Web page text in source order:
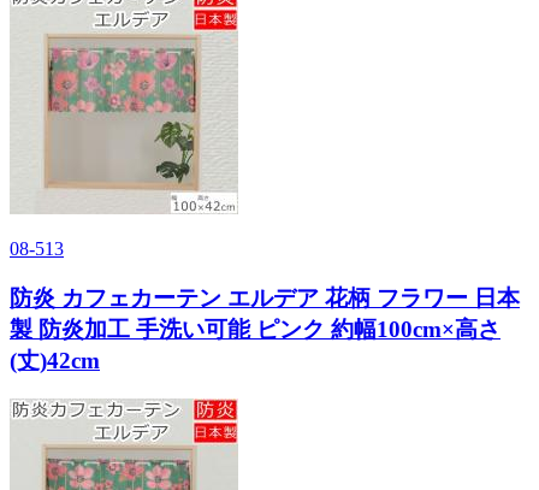
08-513
防炎 カフェカーテン エルデア 花柄 フラワー 日本
製 防炎加工 手洗い可能 ピンク 約幅100cm×高さ
(丈)42cm